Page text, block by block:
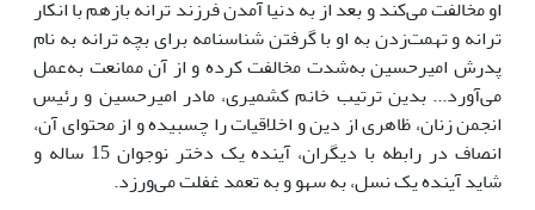
او مخالفت می‌کند و بعد از به دنیا آمدن فرزند ترانه بازهم با انکار
ترانه و تهمت‌زدن به او با گرفتن شناسنامه برای بچه ترانه به نام
پدرش امیرحسین به‌شدت مخالفت کرده و از آن ممانعت به‌عمل
می‌آورد... بدین ترتیب خانم کشمیری، مادر امیرحسین و رئیس
انجمن زنان، ظاهری از دین و اخلاقیات را چسبیده و از محتوای آن،
انصاف در رابطه با دیگران، آینده یک دختر نوجوان 15 ساله و
شاید آینده یک نسل، به سهو و به تعمد غفلت می‌ورزد.